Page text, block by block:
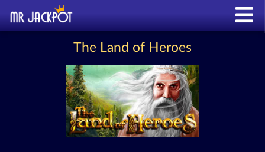
The Land of Heroes